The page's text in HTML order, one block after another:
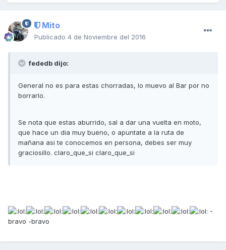
Mito
Publicado 4 de Noviembre del 2016
fededb dijo:
General no es para estas chorradas, lo muevo al Bar por no
borrarlo.
Se nota que estas aburrido, sal a dar una vuelta en moto,
que hace un dia muy bueno, o apuntate a la ruta de
mañana asi te conocemos en persona, debes ser muy
graciosillo. claro_que_si claro_que_si
-
bravo -bravo